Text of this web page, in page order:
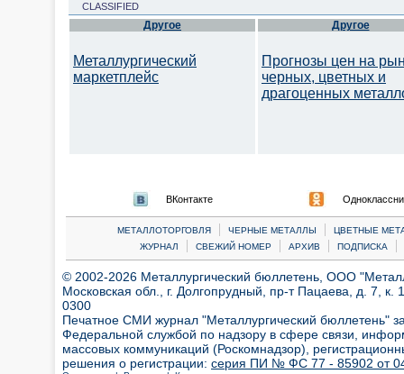
CLASSIFIED
Другое
Металлургический
маркетплейс
Другое
Прогнозы цен на
черных, цветных и
драгоценных
ВКонтакте
МЕТАЛЛОТОРГОВЛЯ | ЧЕРНЫЕ МЕТАЛЛЫ |
ЦВЕТНЫЕ
ЖУРНАЛ
| СВЕЖИЙ НОМЕР | АРХИВ | ПОДПИСКА |
© 2002-2026 Металлургический бюллетень, ООО
Московская обл., г. Долгопрудный, пр-т Пацаева, д. 7,
0300
Печатное СМИ журнал "Металлургический бюллетень"
Федеральной службой по надзору в сфере связи,
массовых коммуникаций (Роскомнадзор),
решения о регистрации: серия ПИ № ФС 77 - 85902 от 04